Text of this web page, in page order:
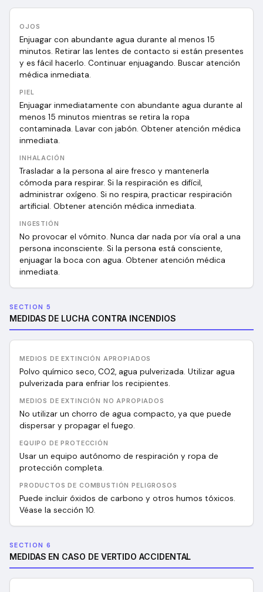
OJOS
Enjuagar con abundante agua durante al menos 15
minutos. Retirar las lentes de contacto si están presentes
y es fácil hacerlo. Continuar enjuagando. Buscar atención
médica inmediata.
PIEL
Enjuagar inmediatamente con abundante agua durante al
menos 15 minutos mientras se retira la ropa
contaminada. Lavar con jabón. Obtener atención médica
inmediata.
INHALACIÓN
Trasladar a la persona al aire fresco y mantenerla
cómoda para respirar. Si la respiración es difícil,
administrar oxígeno. Si no respira, practicar respiración
artificial. Obtener atención médica inmediata.
INGESTIÓN
No provocar el vómito. Nunca dar nada por vía oral a una
persona inconsciente. Si la persona está consciente,
enjuagar la boca con agua. Obtener atención médica
inmediata.
SECTION 5
MEDIDAS DE LUCHA CONTRA INCENDIOS
MEDIOS DE EXTINCIÓN APROPIADOS
Polvo químico seco, CO2, agua pulverizada. Utilizar agua
pulverizada para enfriar los recipientes.
MEDIOS DE EXTINCIÓN NO APROPIADOS
No utilizar un chorro de agua compacto, ya que puede
dispersar y propagar el fuego.
EQUIPO DE PROTECCIÓN
Usar un equipo autónomo de respiración y ropa de
protección completa.
PRODUCTOS DE COMBUSTIÓN PELIGROSOS
Puede incluir óxidos de carbono y otros humos tóxicos.
Véase la sección 10.
SECTION 6
MEDIDAS EN CASO DE VERTIDO ACCIDENTAL